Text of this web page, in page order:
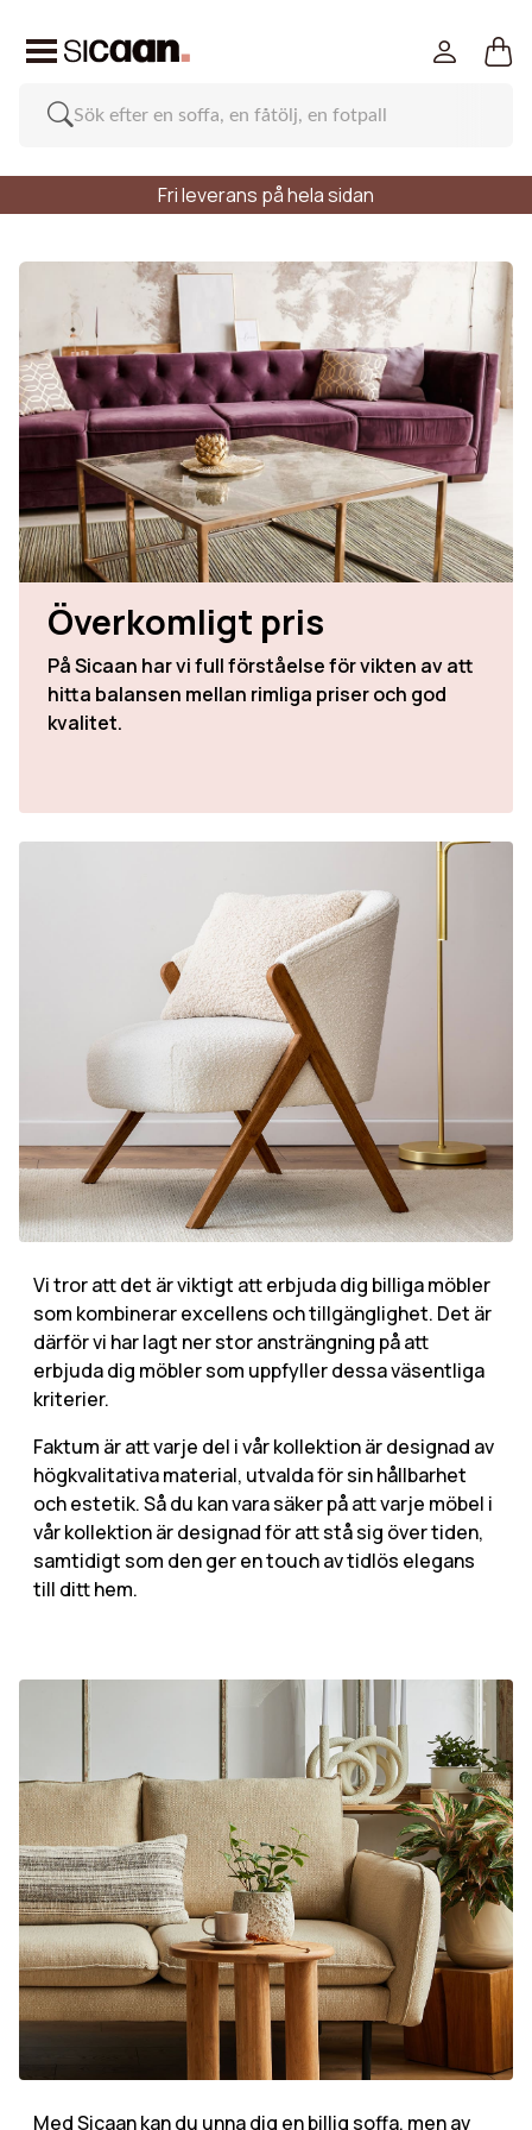
Fri leverans på hela sidan
Överkomligt pris
På Sicaan har vi full förståelse för vikten av att
hitta balansen mellan rimliga priser och god
kvalitet.
Vi tror att det är viktigt att erbjuda dig billiga möbler
som kombinerar excellens och tillgänglighet. Det är
därför vi har lagt ner stor ansträngning på att
erbjuda dig möbler som uppfyller dessa väsentliga
kriterier.
Faktum är att varje del i vår kollektion är designad av
högkvalitativa material, utvalda för sin hållbarhet
och estetik. Så du kan vara säker på att varje möbel i
vår kollektion är designad för att stå sig över tiden,
samtidigt som den ger en touch av tidlös elegans
till ditt hem.
Med Sicaan kan du unna dig en billig soffa, men av